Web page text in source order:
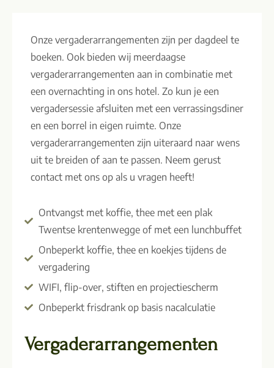
Onze vergaderarrangementen zijn per dagdeel te
boeken. Ook bieden wij meerdaagse
vergaderarrangementen aan in combinatie met
een overnachting in ons hotel. Zo kun je een
vergadersessie afsluiten met een verrassingsdiner
en een borrel in eigen ruimte. Onze
vergaderarrangementen zijn uiteraard naar wens
uit te breiden of aan te passen. Neem gerust
contact met ons op als u vragen heeft!
Ontvangst met koffie, thee met een plak
Twentse krentenwegge of met een lunchbuffet
Onbeperkt koffie, thee en koekjes tijdens de
vergadering
WIFI, flip-over, stiften en projectiescherm
Onbeperkt frisdrank op basis nacalculatie
Vergaderarrangementen